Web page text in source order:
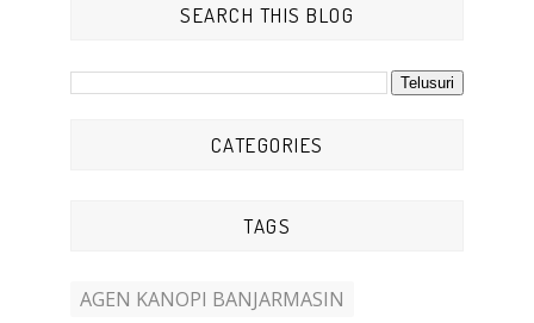
SEARCH THIS BLOG
CATEGORIES
TAGS
AGEN KANOPI BANJARMASIN